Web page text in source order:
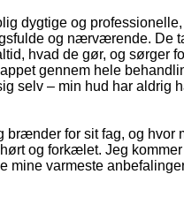
dygtige og
og nærværende. De
hvad de gør, og sørger
gennem hele
selv – min hud har aldrig
brænder for sit fag, og hvor
og forkælet. Jeg
mine varmeste